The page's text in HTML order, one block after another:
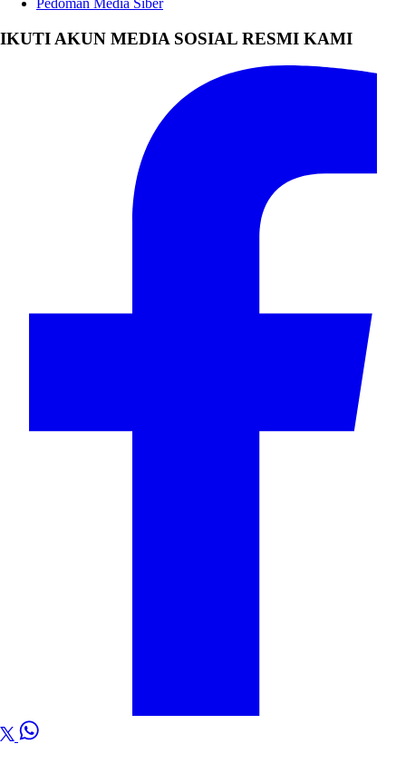
Pedoman Media Siber
IKUTI AKUN MEDIA SOSIAL RESMI KAMI